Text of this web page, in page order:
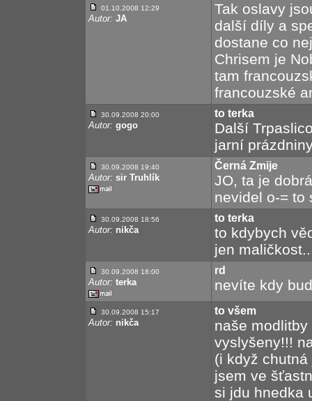
01.10.2008 12:29
Autor: JA
Tak oslavy
další díly a
dostane co
Chrisem je
tam
francouzské
30.09.2008 20:00
Autor: gogo
to terka
Další
jarní
30.09.2008 19:40
Autor: sir Truhlík
Černá Zmije
JO, ta je
nevidel o-= to
30.09.2008 18:56
Autor: nikča
to terka
to kdybych
jen
30.09.2008 18:00
Autor: terka
rd
nevíte kdy
30.09.2008 15:17
Autor: nikča
to všem
naše
vyslyšeny!!!
(i když
jsem ve
si jdu hnedka